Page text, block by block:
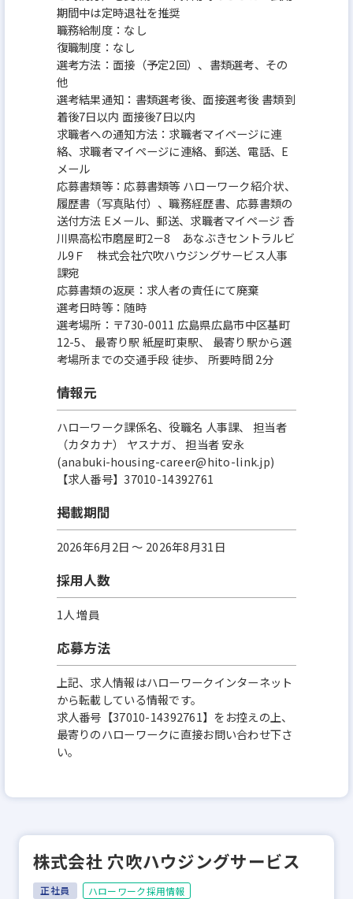
期間中は定時退社を推奨
職務給制度：なし
復職制度：なし
選考方法：面接（予定2回）、書類選考、その
他
選考結果通知：書類選考後、面接選考後 書類到
着後7日以内 面接後7日以内
求職者への通知方法：求職者マイページに連
絡、求職者マイページに連絡、郵送、電話、E
メール
応募書類等：応募書類等 ハローワーク紹介状、
履歴書（写真貼付）、職務経歴書、応募書類の
送付方法 Eメール、郵送、求職者マイページ 香
川県高松市磨屋町2－8 あなぶきセントラルビ
ル9Ｆ 株式会社穴吹ハウジングサービス人事
課宛
応募書類の返戻：求人者の責任にて廃棄
選考日時等：随時
選考場所：〒730-0011 広島県広島市中区基町
12-5、 最寄り駅 紙屋町東駅、 最寄り駅から選
考場所までの交通手段 徒歩、 所要時間 2分
情報元
ハローワーク課係名、役職名 人事課、 担当者
（カタカナ） ヤスナガ、 担当者 安永
(anabuki-housing-career@hito-link.jp)
【求人番号】37010-14392761
掲載期間
2026年6月2日 〜 2026年8月31日
採用人数
1人 増員
応募方法
上記、求人情報はハローワークインターネット
から転載している情報です。
求人番号【37010-14392761】をお控えの上、
最寄りのハローワークに直接お問い合わせ下さ
い。
株式会社 穴吹ハウジングサービス
正社員 ハローワーク採用情報